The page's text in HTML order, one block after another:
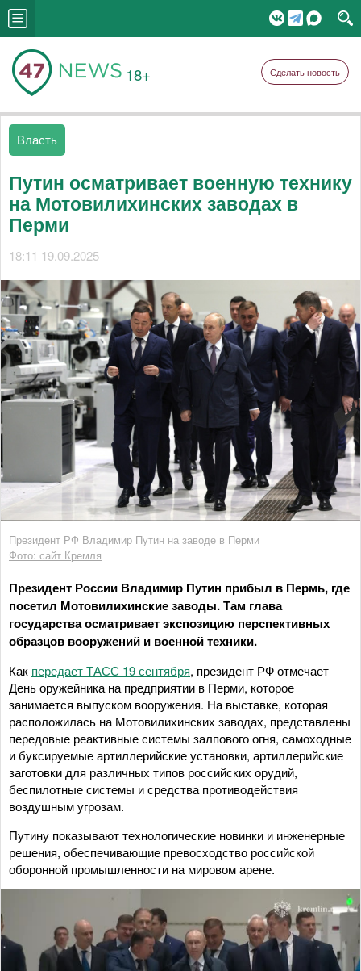
18+ Сделать новость
Власть
Путин осматривает военную технику
на Мотовилихинских заводах в
Перми
18:11 19.09.2025
Президент РФ Владимир Путин на заводе в Перми
Фото: сайт Кремля
Президент России Владимир Путин прибыл в Пермь, где
посетил Мотовилихинские заводы. Там глава
государства осматривает экспозицию перспективных
образцов вооружений и военной техники.
Как передает ТАСС 19 сентября, президент РФ отмечает
День оружейника на предприятии в Перми, которое
занимается выпуском вооружения. На выставке, которая
расположилась на Мотовилихинских заводах, представлены
передовые реактивные системы залпового огня, самоходные
и буксируемые артиллерийские установки, артиллерийские
заготовки для различных типов российских орудий,
беспилотные системы и средства противодействия
воздушным угрозам.
Путину показывают технологические новинки и инженерные
решения, обеспечивающие превосходство российской
оборонной промышленности на мировом арене.